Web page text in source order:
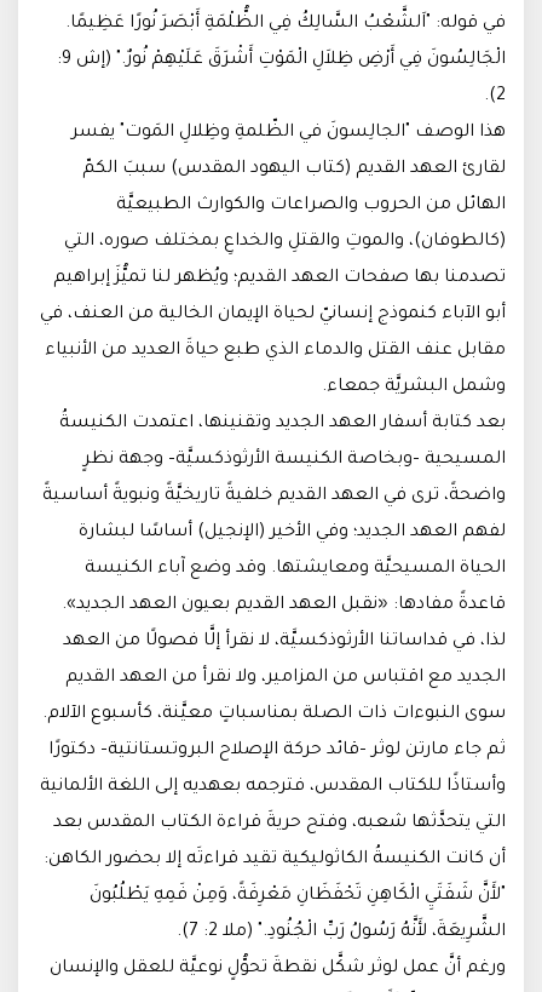
في قوله: "اَلشَّعْبُ السَّالِكُ فِي الظُّلْمَةِ أَبْصَرَ نُورًا عَظِيمًا.
الْجَالِسُونَ فِي أَرْضِ ظِلاَلِ الْمَوْتِ أَشْرَقَ عَلَيْهِمْ نُورٌ." (إش 9:
2).
هذا الوصف "الجالِسونَ في الظّلمةِ وظِلالِ المَوت" يفسر
لقارئ العهد القديم (كتاب اليهود المقدس) سببَ الكمّ
الهائل من الحروب والصراعات والكوارث الطبيعيَّة
(كالطوفان)، والموتِ والقتلِ والخداعِ بمختلف صوره، التي
تصدمنا بها صفحات العهد القديم؛ ويُظهر لنا تميُّزَ إبراهيم
أبو الآباء كنموذج إنسانيّ لحياة الإيمان الخالية من العنف، في
مقابل عنف القتل والدماء الذي طبع حياةَ العديد من الأنبياء
وشمل البشريَّة جمعاء.
بعد كتابة أسفار العهد الجديد وتقنينها، اعتمدت الكنيسةُ
المسيحية –وبخاصة الكنيسة الأرثوذكسيَّة– وجهة نظرٍ
واضحةً، ترى في العهد القديم خلفيةً تاريخيَّةً ونبويةً أساسيةً
لفهم العهد الجديد؛ وفي الأخير (الإنجيل) أساسًا لبشارة
الحياة المسيحيَّة ومعايشتها. وقد وضع آباء الكنيسة
قاعدةً مفادها: «نقبل العهد القديم بعيون العهد الجديد».
لذا، في قداساتنا الأرثوذكسيَّة، لا نقرأ إلَّا فصولًا من العهد
الجديد مع اقتباس من المزامير، ولا نقرأ من العهد القديم
سوى النبوءات ذات الصلة بمناسباتٍ معيَّنة، كأسبوع الآلام.
ثم جاء مارتن لوثر –قائد حركة الإصلاح البروتستانتية– دكتورًا
وأستاذًا للكتاب المقدس، فترجمه بعهديه إلى اللغة الألمانية
التي يتحدَّثها شعبه، وفتح حريةَ قراءة الكتاب المقدس بعد
أن كانت الكنيسةُ الكاثوليكية تقيد قراءتَه إلا بحضور الكاهن:
"لأَنَّ شَفَتَيِ الْكَاهِنِ تَحْفَظَانِ مَعْرِفَةً، وَمِنْ فَمِهِ يَطْلُبُونَ
الشَّرِيعَةَ، لأَنَّهُ رَسُولُ رَبِّ الْجُنُودِ." (ملا 2: 7).
ورغم أنَّ عمل لوثر شكَّل نقطةَ تحوُّلٍ نوعيَّة للعقل والإنسان